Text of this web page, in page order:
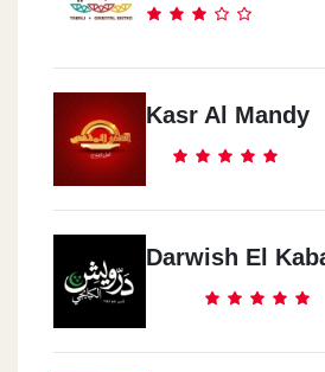
Kasr Al Mandy
Darwish El